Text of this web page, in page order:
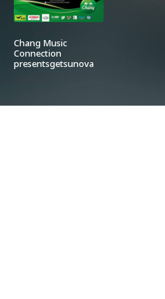
Chang Music
Connection
presentsgetsunova